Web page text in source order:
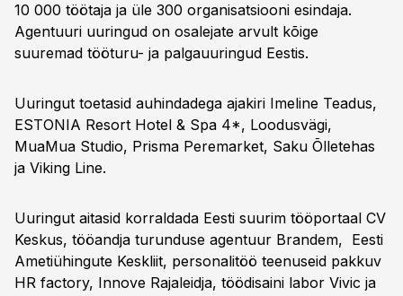
10 000 töötaja ja üle 300 organisatsiooni esindaja.
Agentuuri uuringud on osalejate arvult kõige
suuremad tööturu- ja palgauuringud Eestis.
Uuringut toetasid auhindadega ajakiri Imeline Teadus,
ESTONIA Resort Hotel & Spa 4*, Loodusvägi,
MuaMua Studio, Prisma Peremarket, Saku Õlletehas
ja Viking Line.
Uuringut aitasid korraldada Eesti suurim tööportaal CV
Keskus, tööandja turunduse agentuur Brandem, Eesti
Ametiühingute Keskliit, personalitöö teenuseid pakkuv
HR factory, Innove Rajaleidja, töödisaini labor Vivic ja